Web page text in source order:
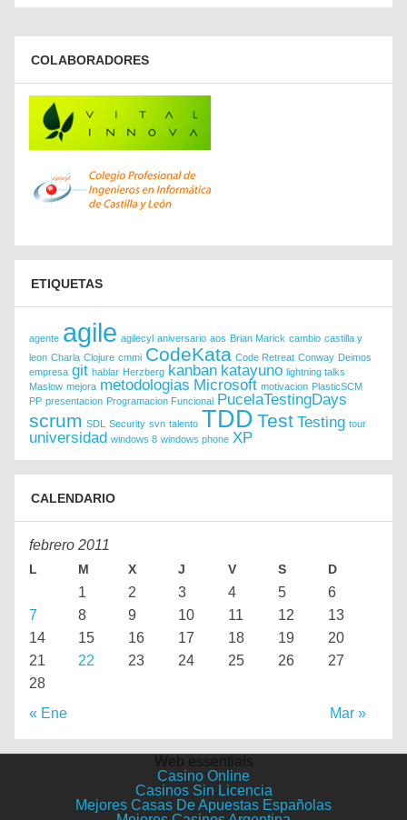
COLABORADORES
ETIQUETAS
agente agile agilecyl aniversario aos Brian Marick cambio castilla y
leon Charla Clojure cmmi CodeKata Code Retreat Conway Deimos
empresa git hablar Herzberg kanban katayuno lightning talks
Maslow mejora metodologias Microsoft motivacion PlasticSCM
PP presentacion Programacion Funcional PucelaTestingDays
scrum SDL Security svn talento TDD Test Testing tour
universidad windows 8 windows phone XP
CALENDARIO
febrero 2011
L M X J V S D
« Ene Mar »
1 2 3 4 5
6
7
8 9 10 11 12
13
14
15 16 17 18 19
20
21
22 23 24 25 26
27
28
Web essentials
Casino Online
Casinos Sin Licencia
Mejores Casas De Apuestas Españolas